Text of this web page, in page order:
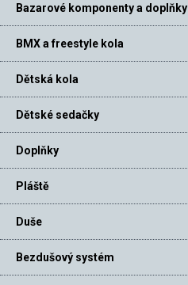
Bazarové komponenty a doplňky
BMX a freestyle kola
Dětská kola
Dětské sedačky
Doplňky
Pláště
Duše
Bezdušový systém